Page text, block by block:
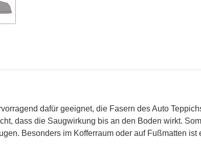
dafür geeignet, die Fasern des Auto
dass die Saugwirkung bis an den Boden wirkt.
Besonders im Kofferraum oder auf Fußmatten